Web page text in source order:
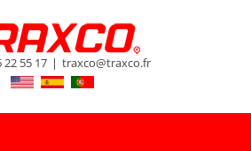
22 55 17 | traxco@traxco.fr